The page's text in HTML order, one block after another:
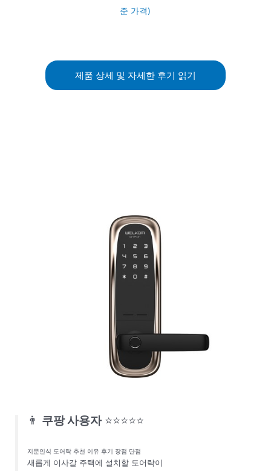
준 가격)
제품 상세 및 자세한 후기 읽기
👨 쿠팡 사용자 ⭐⭐⭐⭐⭐
지문인식 도어락 추천 이유 후기 장점 단점
새롭게 이사갈 주택에 설치할 도어락이